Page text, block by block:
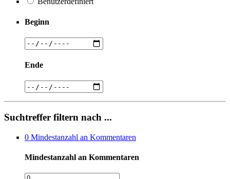
Beginn
Ende
Suchtreffer filtern nach ...
0 Mindestanzahl an Kommentaren
Mindestanzahl an Kommentaren